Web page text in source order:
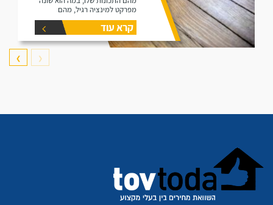
מפרקט למינציה רגיל, מהם
היתרונות שלו ומהם החסרונות שלו.
קרא עוד
❮
❯